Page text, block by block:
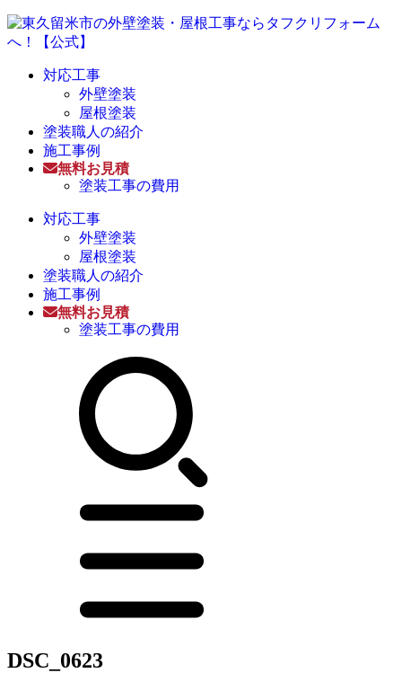
対応工事
外壁塗装
屋根塗装
塗装職人の紹介
施工事例
無料お見積
塗装工事の費用
対応工事
外壁塗装
屋根塗装
塗装職人の紹介
施工事例
無料お見積
塗装工事の費用
DSC_0623